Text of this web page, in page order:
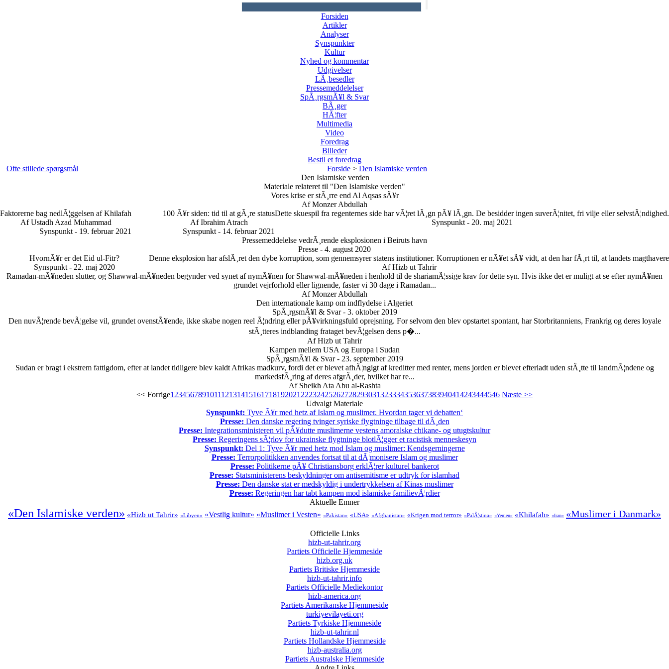
Forsiden
Artikler
Analyser
Synspunkter
Kultur
Nyhed og kommentar
Udgivelser
LÃ¸besedler
Pressemeddelelser
SpÃ¸rgsmÃ¥l & Svar
BÃ¸ger
HÃ¦fter
Multimedia
Video
Foredrag
Billeder
Bestil et foredrag
Ofte stillede spørgsmål
Forside> Den Islamiske verden
Den Islamiske verden
Materiale relateret til "Den Islamiske verden"
Vores krise er stÃ¸rre end Al Aqsas sÃ¥r
Af Monzer Abdullah
Dette skuespil fra regenternes side har vÃ¦ret lÃ¸gn pÃ¥ lÃ¸gn. De besidder ingen suverÃ¦nitet, fri vilje eller selvstÃ¦ndighed.
Synspunkt - 20. maj 2021
Faktorerne bag nedlÃ¦ggelsen af Khilafah
Af Ustadh Azad Muhammad
Synspunkt - 19. februar 2021
100 Ã¥r siden: tid til at gÃ¸re status
Af Ibrahim Atrach
Synspunkt - 14. februar 2021
Pressemeddelelse vedrÃ¸rende eksplosionen i Beiruts havn
Presse - 4. august 2020
Denne eksplosion har afslÃ¸ret den dybe korruption, som gennemsyrer statens institutioner. Korruptionen er nÃ¥et sÃ¥ vidt, at den har fÃ¸rt til, at landets magthavere
Af Hizb ut Tahrir
HvornÃ¥r er det Eid ul-Fitr?
Synspunkt - 22. maj 2020
Ramadan-mÃ¥neden slutter, og Shawwal-mÃ¥neden begynder ved synet af nymÃ¥nen for Shawwal-mÃ¥neden i henhold til de shariamÃ¦ssige krav for dette syn. Hvis ikke det er muligt at se efter nymÃ¥nen
grundet vejrforhold eller lignende, faster vi 30 dage i Ramadan...
Af Monzer Abdullah
Den internationale kamp om indflydelse i Algeriet
SpÃ¸rgsmÃ¥l & Svar - 3. oktober 2019
Den nuvÃ¦rende bevÃ¦gelse vil, grundet ovenstÃ¥ende, ikke skabe nogen reel Ã¦ndring eller pÃ¥virkningsfuld oprejsning. For selvom den blev opstartet spontant, har Storbritanniens, Frankrig og deres loyale
stÃ¸tteres indblanding frataget bevÃ¦gelsen dens p�...
Af Hizb ut Tahrir
Kampen mellem USA og Europa i Sudan
SpÃ¸rgsmÃ¥l & Svar - 23. september 2019
Sudan er bragt i ekstrem fattigdom, efter at landet tidligere blev kaldt Afrikas madkurv, fordi det er blevet afhÃ¦ngigt af kreditter med renter, mens jorden er blevet efterladt uden stÃ¸tte til landmÃ¦ndene og
markedsfÃ¸ring af deres afgrÃ¸der, hvilket har re...
Af Sheikh Ata Abu al-Rashta
<< Forrige1 23456789101112131415161718192021 22232425262728293031323334353637383940414243444546 Næste >>
Udvalgt Materiale
Synspunkt: Tyve Ã¥r med hetz af Islam og muslimer. Hvordan tager vi debatten‘
Presse: Den danske regering tvinger syriske flygtninge tilbage til dÃ¸den
Presse: Integrationsministeren vil pÃ¥dutte muslimerne vestens amoralske chikane- og utugtskultur
Presse: Regeringens sÃ¦rlov for ukrainske flygtninge blotlÃ¦gger et racistisk menneskesyn
Synspunkt: Del 1: Tyve Ã¥r med hetz mod Islam og muslimer: Kendsgerningerne
Presse: Terrorpolitikken anvendes fortsat til at dÃ¦monisere Islam og muslimer
Presse: Politikerne pÃ¥ Christiansborg erklÃ¦rer kulturel bankerot
Presse: Statsministerens beskyldninger om antisemitisme er udtryk for islamhad
Presse: Den danske stat er medskyldig i undertrykkelsen af Kinas muslimer
Presse: Regeringen har tabt kampen mod islamiske familievÃ¦rdier
Aktuelle Emner
«Den Islamiske verden» «Hizb ut Tahrir» «Libyen» «Vestlig kultur» «Muslimer i Vesten» «Pakistan» «USA» «Afghanistan» «Krigen mod terror» «PalÃ¦stina» «Yemen» «Khilafah» «Iran» «Muslimer i Danmark»
Officielle Links
hizb-ut-tahrir.org
Partiets Officielle Hjemmeside
hizb.org.uk
Partiets Britiske Hjemmeside
hizb-ut-tahrir.info
Partiets Officielle Mediekontor
hizb-america.org
Partiets Amerikanske Hjemmeside
turkiyevilayeti.org
Partiets Tyrkiske Hjemmeside
hizb-ut-tahrir.nl
Partiets Hollandske Hjemmeside
hizb-australia.org
Partiets Australske Hjemmeside